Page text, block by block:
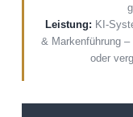
Leistung: KI-
& Markenführung
oder